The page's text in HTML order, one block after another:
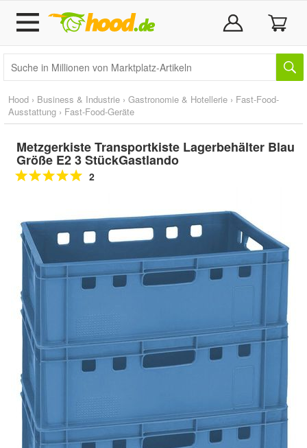
Hood › Business & Industrie › Gastronomie & Hotellerie › Fast-Food-
Ausstattung › Fast-Food-Geräte
Metzgerkiste Transportkiste Lagerbehälter Blau
Größe E2 3 StückGastlando
2